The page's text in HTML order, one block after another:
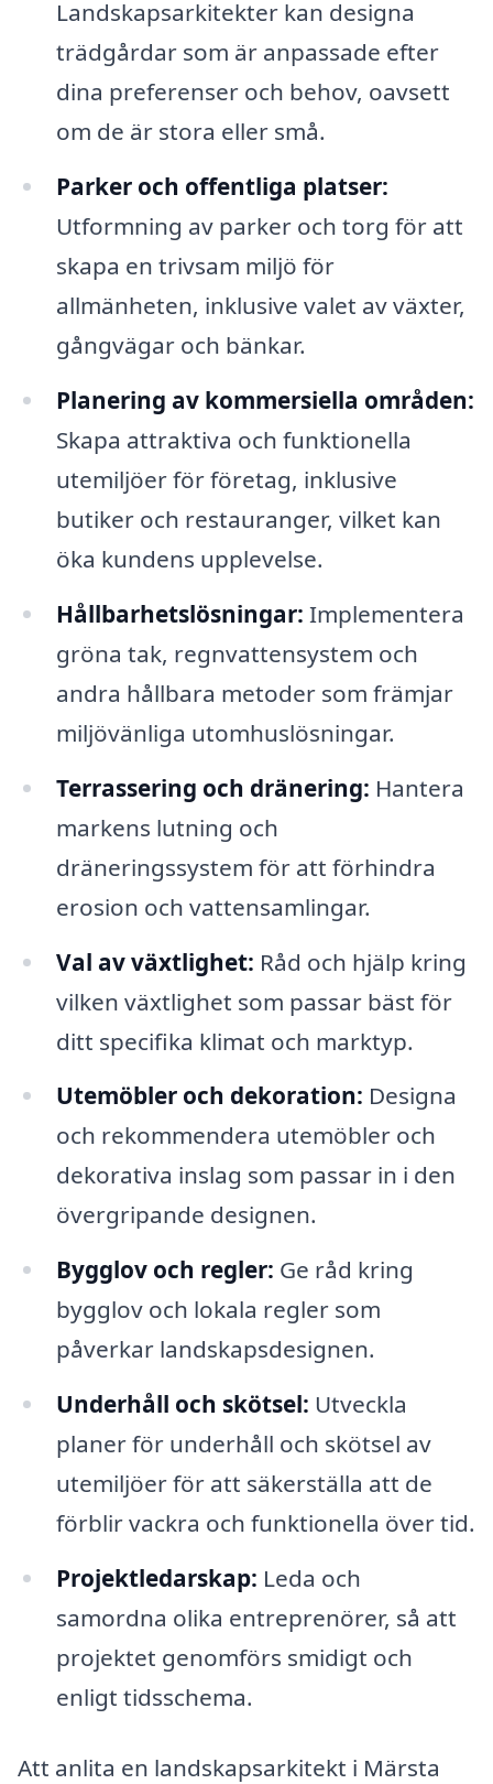
Landskapsarkitekter kan designa
trädgårdar som är anpassade efter
dina preferenser och behov, oavsett
om de är stora eller små.
Parker och offentliga platser:
Utformning av parker och torg för att
skapa en trivsam miljö för
allmänheten, inklusive valet av växter,
gångvägar och bänkar.
Planering av kommersiella områden:
Skapa attraktiva och funktionella
utemiljöer för företag, inklusive
butiker och restauranger, vilket kan
öka kundens upplevelse.
Hållbarhetslösningar: Implementera
gröna tak, regnvattensystem och
andra hållbara metoder som främjar
miljövänliga utomhuslösningar.
Terrassering och dränering: Hantera
markens lutning och
dräneringssystem för att förhindra
erosion och vattensamlingar.
Val av växtlighet: Råd och hjälp kring
vilken växtlighet som passar bäst för
ditt specifika klimat och marktyp.
Utemöbler och dekoration: Designa
och rekommendera utemöbler och
dekorativa inslag som passar in i den
övergripande designen.
Bygglov och regler: Ge råd kring
bygglov och lokala regler som
påverkar landskapsdesignen.
Underhåll och skötsel: Utveckla
planer för underhåll och skötsel av
utemiljöer för att säkerställa att de
förblir vackra och funktionella över tid.
Projektledarskap: Leda och
samordna olika entreprenörer, så att
projektet genomförs smidigt och
enligt tidsschema.
Att anlita en landskapsarkitekt i Märsta